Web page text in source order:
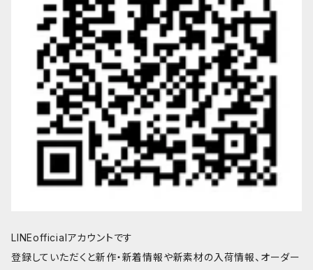
LINEofficialアカウントです
登録していただくと新作・新着情報や新素材の入荷情報、オーダー